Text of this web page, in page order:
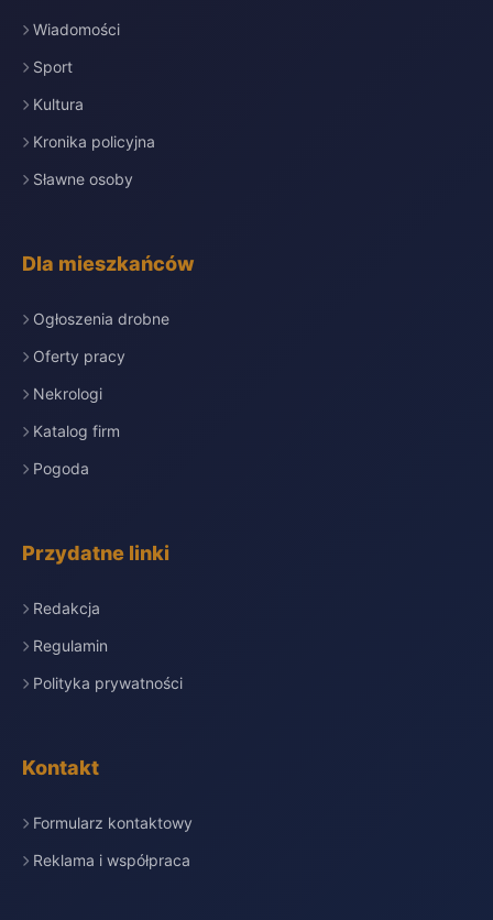
Wiadomości
Sport
Kultura
Kronika policyjna
Sławne osoby
Dla mieszkańców
Ogłoszenia drobne
Oferty pracy
Nekrologi
Katalog firm
Pogoda
Przydatne linki
Redakcja
Regulamin
Polityka prywatności
Kontakt
Formularz kontaktowy
Reklama i współpraca